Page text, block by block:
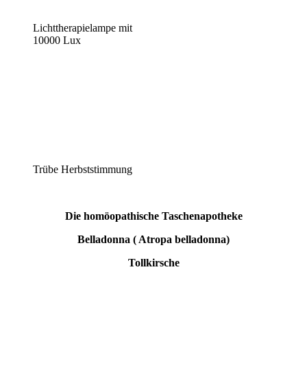
Lichttherapielampe mit
10000 Lux
Trübe Herbststimmung
Die homöopathische Taschenapotheke
Belladonna ( Atropa belladonna)
Tollkirsche